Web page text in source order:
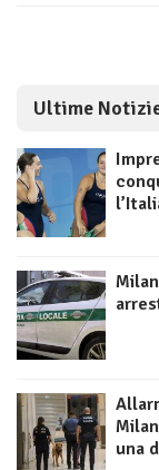
Ultime
una